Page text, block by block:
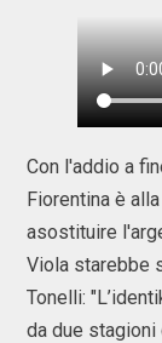
Con l'addio a
Fiorentina è
asostituire
Viola starebbe
Tonelli:
da due